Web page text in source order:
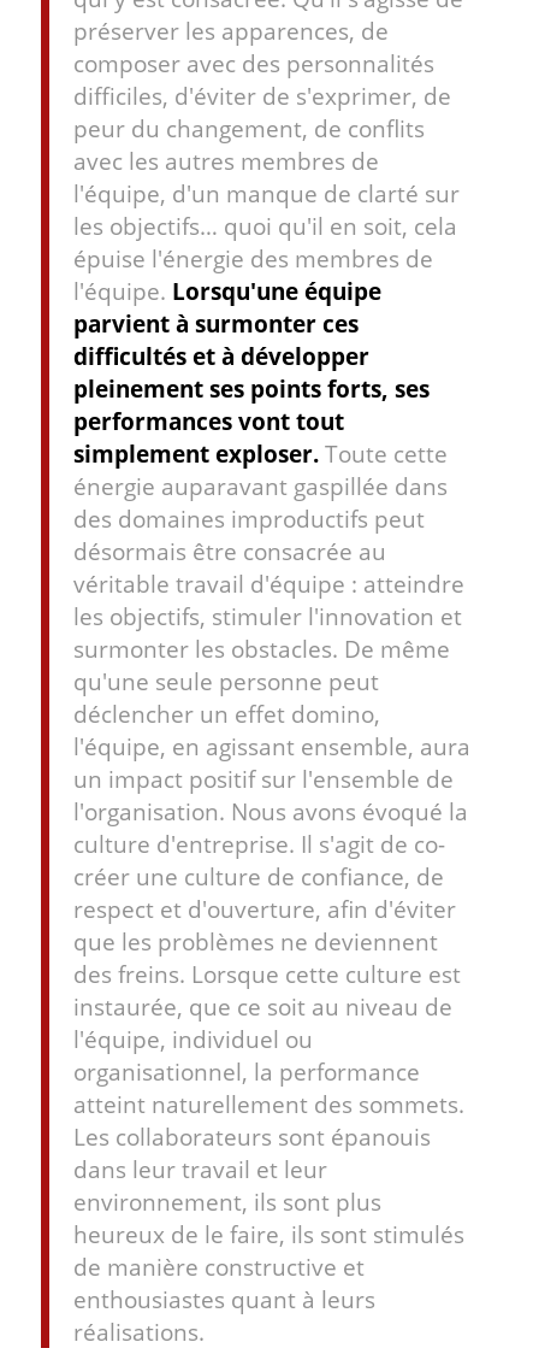
préserver les apparences, de
composer avec des personnalités
difficiles, d'éviter de s'exprimer, de
peur du changement, de conflits
avec les autres membres de
l'équipe, d'un manque de clarté sur
les objectifs… quoi qu'il en soit, cela
épuise l'énergie des membres de
l'équipe. Lorsqu'une équipe
parvient à surmonter ces
difficultés et à développer
pleinement ses points forts, ses
performances vont tout
simplement exploser.Toute cette
énergie auparavant gaspillée dans
des domaines improductifs peut
désormais être consacrée au
véritable travail d'équipe : atteindre
les objectifs, stimuler l'innovation et
surmonter les obstacles. De même
qu'une seule personne peut
déclencher un effet domino,
l'équipe, en agissant ensemble, aura
un impact positif sur l'ensemble de
l'organisation. Nous avons évoqué la
culture d'entreprise. Il s'agit de co-
créer une culture de confiance, de
respect et d'ouverture, afin d'éviter
que les problèmes ne deviennent
des freins. Lorsque cette culture est
instaurée, que ce soit au niveau de
l'équipe, individuel ou
organisationnel, la performance
atteint naturellement des sommets.
Les collaborateurs sont épanouis
dans leur travail et leur
environnement, ils sont plus
heureux de le faire, ils sont stimulés
de manière constructive et
enthousiastes quant à leurs
réalisations.